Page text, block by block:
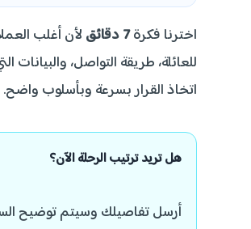
اخترنا فكرة7 دقائق
لأن أغلب
للعائلة، طريقة التواصل،
اتخاذ القرار بسرعة وبأسلوب واضح.
هل تريد ترتيب الرحلة الآن؟
أرسل تفاصيلك وسيتم توضيح